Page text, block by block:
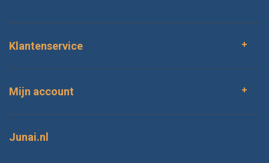
Klantenservice
Mijn account
Junai.nl